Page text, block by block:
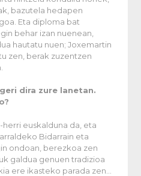
bazutela hedapen
Eta diploma bat
behar izan nuenean,
hautatu nuen; Joxemartin
zen, berak zuzentzen
dira zure lanetan.
euskalduna da, eta
Bidarrain eta
ondoan, berezkoa zen
galdua genuen tradizioa
ere ikasteko parada zen…